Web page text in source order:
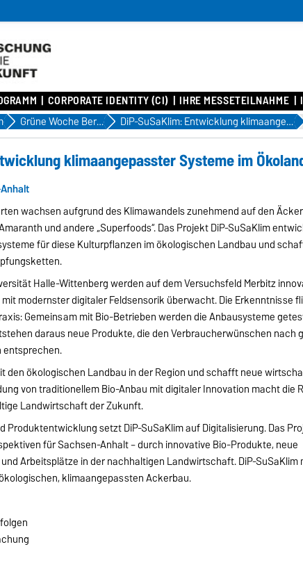
CORPORATE IDENTITY (CI) IHRE MESSETEILNAHME
Grüne Woche Berlin 2026 DiP-SuSaKlim: Entwicklung klimaangepasster Systeme im Ökolandbau
klimaangepasster Systeme im
wachsen aufgrund des Klimawandels zunehmend auf den
und andere „Superfoods“. Das Projekt DiP-SuSaKlim
für diese Kulturpflanzen im ökologischen Landbau und
Halle-Wittenberg werden auf dem Versuchsfeld Merbitz
modernster digitaler Feldsensorik überwacht. Die Erkenntnisse
Gemeinsam mit Bio-Betrieben werden die Anbausysteme
daraus neue Produkte, die den Verbraucherwünschen nach
entsprechen.
den ökologischen Landbau in der Region und schafft neue
von traditionellem Bio-Anbau mit digitaler Innovation macht die
Landwirtschaft der Zukunft.
Produktentwicklung setzt DiP-SuSaKlim auf Digitalisierung. Das
für Sachsen-Anhalt – durch innovative Bio-Produkte, neue
Arbeitsplätze in der nachhaltigen Landwirtschaft. DiP-SuSaKlim
klimaangepassten Ackerbau.